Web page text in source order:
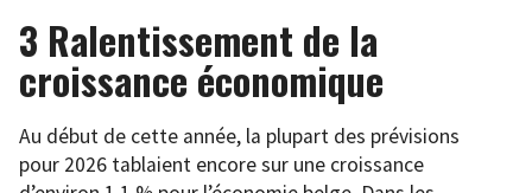
3 Ralentissement de la
croissance économique
Au début de cette année, la plupart des prévisions
pour 2026 tablaient encore sur une croissance